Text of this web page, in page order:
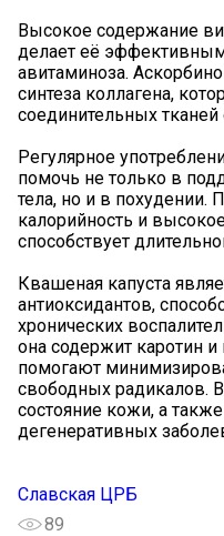
Высокое содержание
делает её
авитаминоза.
синтеза коллагена,
соединительных тканей
Регулярное
помочь не только в
тела, но и в похудении.
калорийность и
способствует
Квашеная капуста
антиоксидантов,
хронических
она содержит каротин
помогают
свободных радикалов. В
состояние кожи, а
дегенеративных
Славская ЦРБ
89